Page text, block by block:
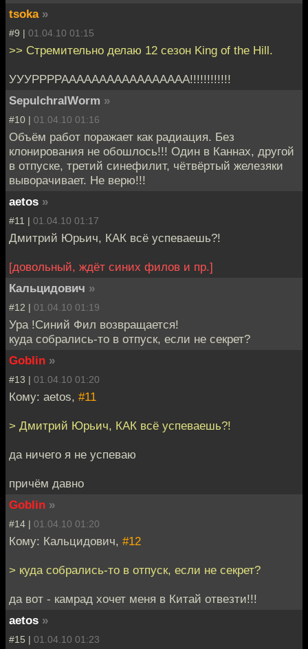
tsoka »
#9 | 01.04.10 01:15
>> Стремительно делаю 12 сезон King of the Hill.
УУУРРРРААААААААААААААААА!!!!!!!!!!!!
SepulchralWorm »
#10 | 01.04.10 01:16
Объём работ поражает как радиация. Без
клонирования не обошлось!!! Один в Каннах, другой
в отпуске, третий синефилит, чётвёртый железяки
выворачивает. Не верю!!!
aetos »
#11 | 01.04.10 01:17
Дмитрий Юрьич, КАК всё успеваешь?!
[довольный, ждёт синих филов и пр.]
Кальцидович »
#12 | 01.04.10 01:19
Ура !Синий Фил возвращается!
куда собрались-то в отпуск, если не секрет?
Goblin »
#13 | 01.04.10 01:20
Кому: aetos, #11
> Дмитрий Юрьич, КАК всё успеваешь?!
да ничего я не успеваю
причём давно
Goblin »
#14 | 01.04.10 01:20
Кому: Кальцидович, #12
> куда собрались-то в отпуск, если не секрет?
да вот - камрад хочет меня в Китай отвезти!!!
aetos »
#15 | 01.04.10 01:23